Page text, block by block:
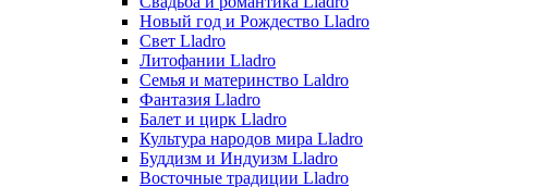
Новый год и Рождество Lladro
Свет Lladro
Литофании Lladro
Семья и материнство Laldro
Фантазия Lladro
Балет и цирк Lladro
Культура народов мира Lladro
Буддизм и Индуизм Lladro
Восточные традиции Lladro